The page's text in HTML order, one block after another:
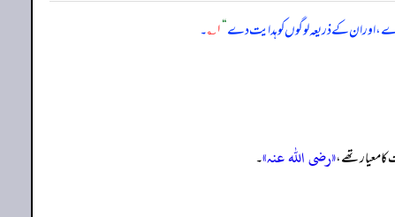
اور ان کے ذریعہ لوگوں کو ہدایت دے“۱؎ ۔
معیار تھے،«رضی الله عنہ»۔